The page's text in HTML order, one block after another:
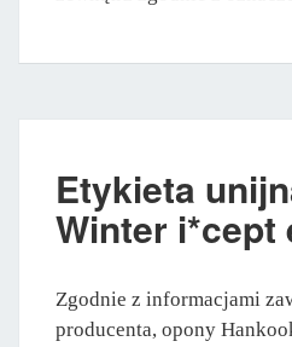
Etykieta
Winter i*cept
Zgodnie z informacjami
producenta, opony